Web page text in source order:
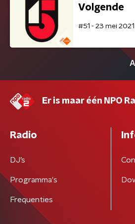
Volgende
#51 - 23 mei 2021
Er is maar één NPO
Radio
DJ’s
Programma's
Frequenties